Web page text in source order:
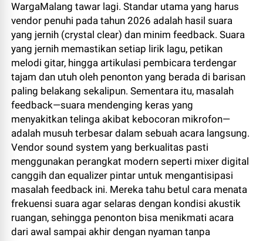
WargaMalang tawar lagi. Standar utama yang harus
vendor penuhi pada tahun 2026 adalah hasil suara
yang jernih (crystal clear) dan minim feedback. Suara
yang jernih memastikan setiap lirik lagu, petikan
melodi gitar, hingga artikulasi pembicara terdengar
tajam dan utuh oleh penonton yang berada di barisan
paling belakang sekalipun. Sementara itu, masalah
feedback—suara mendenging keras yang
menyakitkan telinga akibat kebocoran mikrofon—
adalah musuh terbesar dalam sebuah acara langsung.
Vendor sound system yang berkualitas pasti
menggunakan perangkat modern seperti mixer digital
canggih dan equalizer pintar untuk mengantisipasi
masalah feedback ini. Mereka tahu betul cara menata
frekuensi suara agar selaras dengan kondisi akustik
ruangan, sehingga penonton bisa menikmati acara
dari awal sampai akhir dengan nyaman tanpa